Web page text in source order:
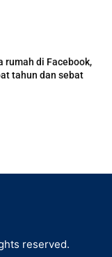
rumah di Facebook,
tahun dan sebat
reserved.